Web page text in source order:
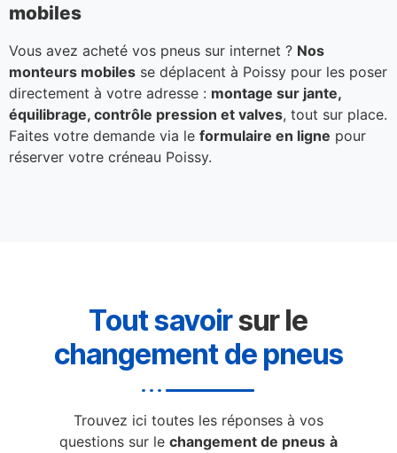
mobiles
Vous avez acheté vos pneus sur internet ? Nos
monteurs mobiles se déplacent à Poissy pour les poser
directement à votre adresse : montage sur jante,
équilibrage, contrôle pression et valves, tout sur place.
Faites votre demande via le formulaire en ligne pour
réserver votre créneau Poissy.
Tout savoirsur le
changement de pneus
Trouvez ici toutes les réponses à vos
questions sur le changement de pneus à